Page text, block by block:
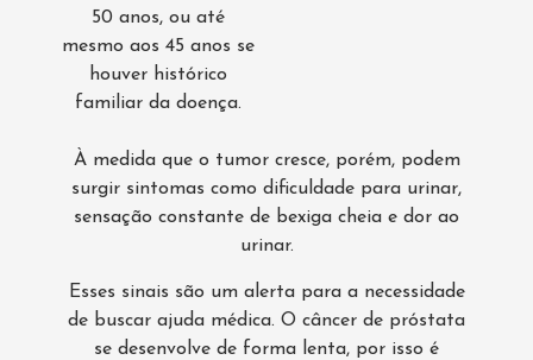
50 anos, ou até
mesmo aos 45 anos se
houver histórico
familiar da doença.
À medida que o tumor cresce, porém, podem
surgir sintomas como dificuldade para urinar,
sensação constante de bexiga cheia e dor ao
urinar.
Esses sinais são um alerta para a necessidade
de buscar ajuda médica. O câncer de próstata
se desenvolve de forma lenta, por isso é